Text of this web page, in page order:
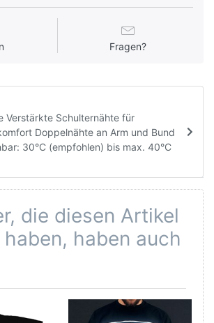
Fragen?
Verstärkte Schulternähte für
Doppelnähte an Arm und Bund
30°C (empfohlen) bis max. 40°C
die diesen Artikel
haben auch